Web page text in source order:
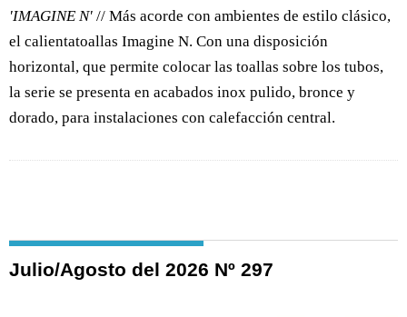
'IMAGINE N' // Más acorde con ambientes de estilo clásico,
el calientatoallas Imagine N. Con una disposición
horizontal, que permite colocar las toallas sobre los tubos,
la serie se presenta en acabados inox pulido, bronce y
dorado, para instalaciones con calefacción central.
Julio/Agosto del 2026 Nº 297